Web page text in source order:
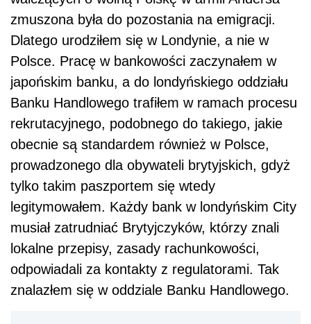
zmuszona była do pozostania na emigracji.
Dlatego urodziłem się w Londynie, a nie w
Polsce. Pracę w bankowości zaczynałem w
japońskim banku, a do londyńskiego oddziału
Banku Handlowego trafiłem w ramach procesu
rekrutacyjnego, podobnego do takiego, jakie
obecnie są standardem również w Polsce,
prowadzonego dla obywateli brytyjskich, gdyż
tylko takim paszportem się wtedy
legitymowałem. Każdy bank w londyńskim City
musiał zatrudniać Brytyjczyków, którzy znali
lokalne przepisy, zasady rachunkowości,
odpowiadali za kontakty z regulatorami. Tak
znalazłem się w oddziale Banku Handlowego.